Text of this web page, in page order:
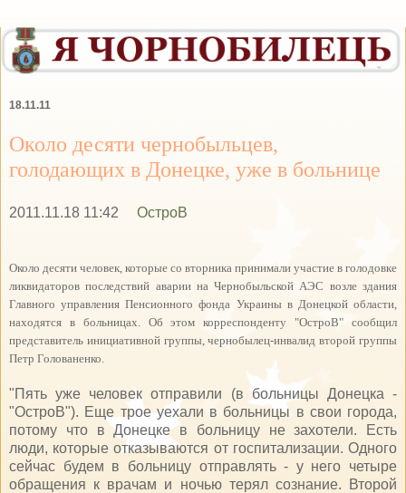
18.11.11
Около десяти чернобыльцев,
голодающих в Донецке, уже в больнице
2011.11.18 11:42 ОстроВ
Около десяти человек, которые со вторника принимали участие в голодовке
ликвидаторов последствий аварии на Чернобыльской АЭС возле здания
Главного управления Пенсионного фонда Украины в Донецкой области,
находятся в больницах. Об этом корреспонденту "ОстроВ" сообщил
представитель инициативной группы, чернобылец-инвалид второй группы
Петр Голованенко.
"Пять уже человек отправили (в больницы Донецка -
"ОстроВ"). Еще трое уехали в больницы в свои города,
потому что в Донецке в больницу не захотели. Есть
люди, которые отказываются от госпитализации. Одного
сейчас будем в больницу отправлять - у него четыре
обращения к врачам и ночью терял сознание. Второй